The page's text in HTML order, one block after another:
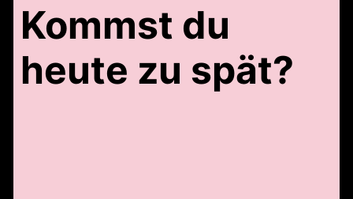
Kommst du
heute zu spät?